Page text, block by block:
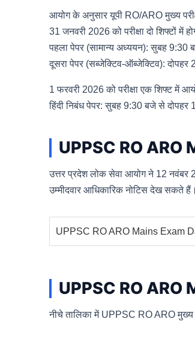
आयोग के अनुसार यूपी RO/ARO मुख्य
31 जनवरी 2026 को परीक्षा दो शिफ्टों में
पहला पेपर (सामान्य अध्ययन): सुबह
दूसरा पेपर (सब्जेक्टिव-ऑब्जेक्टिव):
1 फरवरी 2026 को परीक्षा एक शिफ्ट में
हिंदी निबंध पेपर: सुबह 9:30 बजे से
UPPSC RO
उत्तर प्रदेश लोक सेवा आयोग ने 12 नवंबर
उम्मीदवार आधिकारिक नोटिस देख सकते हैं।
UPPSC RO ARO Mains Exam
UPPSC RO ARO
नीचे तालिका में UPPSC RO ARO मुख्य